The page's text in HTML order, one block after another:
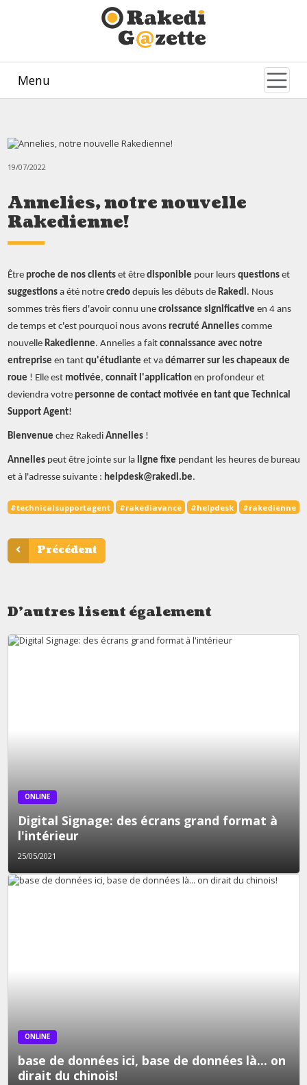
Menu
19/07/2022
Annelies, notre nouvelle
Rakedienne!
Êtreproche de nos clientset être disponible pour leurs questions et
suggestions a été notre credo depuis les débuts de Rakedi. Nous
sommes très fiers d'avoir connu une croissance significative en 4 ans
de temps et c'est pourquoi nous avons recruté Anneliescomme
nouvelle Rakedienne. Annelies a fait connaissance avec notre
entreprise en tant qu'étudiante et va démarrer sur les chapeaux de
roue ! Elle est motivée, connaît l'applicationen profondeur et
deviendra votre personne de contact motivée en tant que Technical
Support Agent!
Bienvenue chez Rakedi Annelies !
Annelies peut être jointe sur la ligne fixe pendant les heures de bureau
et à l'adresse suivante : helpdesk@rakedi.be.
#technicalsupportagent #rakediavance #helpdesk #rakedienne
Précédent
D'autres lisent également
ONLINE
Digital Signage: des écrans grand format à
l'intérieur
25/05/2021
ONLINE
base de données ici, base de données là... on
dirait du chinois!